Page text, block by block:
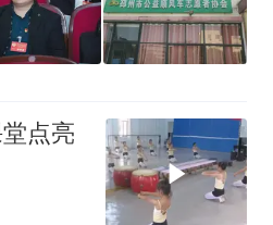
点亮